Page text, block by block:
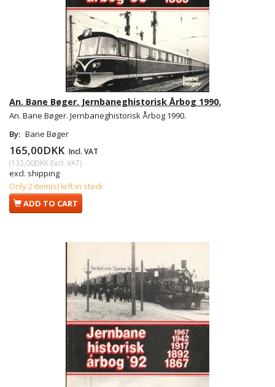
An. Bane Bøger. Jernbaneghistorisk Årbog 1990.
An. Bane Bøger. Jernbaneghistorisk Årbog 1990.
By: Bane Bøger
165,00DKK Incl. VAT
(132,00DKK Excl. VAT)
excl. shipping
Only 2 item(s) left in stock
ADD TO CART